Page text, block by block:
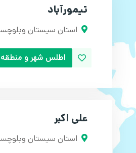
تیمورآباد
استان سیستان
اطلس شهر و منطقه
علی اکبر
استان سیستان